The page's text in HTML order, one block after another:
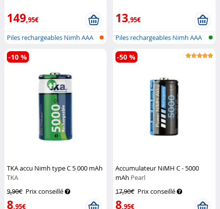
149,95€
Piles rechargeables Nimh AAA
13,95€
Piles rechargeables Nimh AAA
TKA accu Nimh type C 5 000 mAh
TKA
9,90€ Prix conseillé
8,95€
-10 %
Accumulateur NiMH C - 5000
mAh Pearl
17,90€ Prix conseillé
8,95€
-50 %